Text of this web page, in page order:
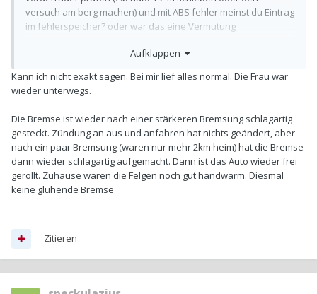
versuch am berg machen) und mit ABS fehler meinst du Eintrag
im fehlerspeicher? oder war das eine Vermutung
Aufklappen
Kann ich nicht exakt sagen. Bei mir lief alles normal. Die Frau war
wieder unterwegs.
Die Bremse ist wieder nach einer stärkeren Bremsung schlagartig
gesteckt. Zündung an aus und anfahren hat nichts geändert, aber
nach ein paar Bremsung (waren nur mehr 2km heim) hat die Bremse
dann wieder schlagartig aufgemacht. Dann ist das Auto wieder frei
gerollt. Zuhause waren die Felgen noch gut handwarm. Diesmal
keine glühende Bremse
Zitieren